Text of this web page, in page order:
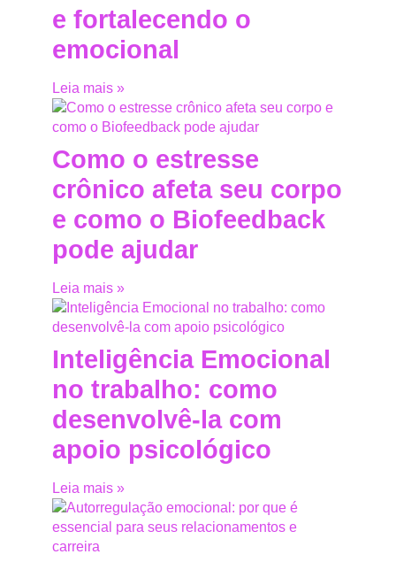
e fortalecendo o
emocional
Leia mais »
Como o estresse
crônico afeta seu corpo
e como o Biofeedback
pode ajudar
Leia mais »
Inteligência Emocional
no trabalho: como
desenvolvê-la com
apoio psicológico
Leia mais »